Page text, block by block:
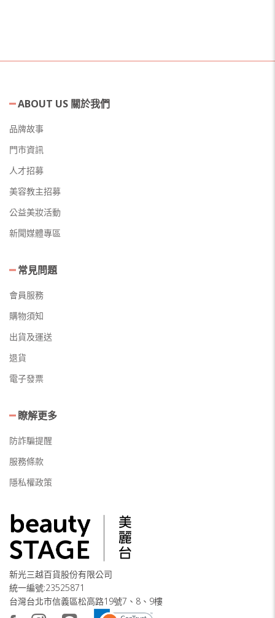
ABOUT US 關於我們
品牌故事
門市資訊
人才招募
美容教主招募
公益美妝活動
新聞媒體專區
常見問題
會員服務
購物須知
出貨及運送
退貨
電子發票
瞭解更多
防詐騙提醒
服務條款
隱私權政策
新光三越百貨股份有限公司
統一編號:23525871
台灣台北市信義區松高路19號7、8、9樓